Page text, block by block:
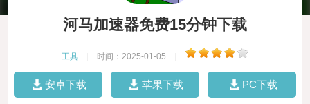
河马加速器免费15分钟下载
工具 时间：2025-01-05
安卓下载 苹果下载 PC下载